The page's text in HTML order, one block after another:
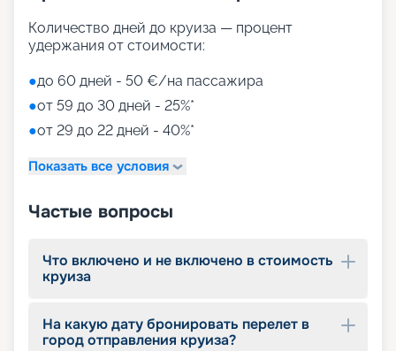
Количество дней до круиза — процент
удержания от стоимости:
●до 60 дней - 50 €/на пассажира
●от 59 до 30 дней - 25%*
●от 29 до 22 дней - 40%*
Показать все условия
Частые вопросы
Что включено и не включено в стоимость
круиза
На какую дату бронировать перелет в
город отправления круиза?